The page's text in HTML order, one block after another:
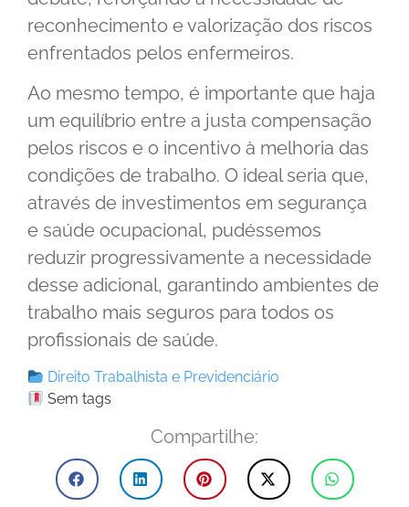
reconhecimento e valorização dos riscos
enfrentados pelos enfermeiros.
Ao mesmo tempo, é importante que haja
um equilíbrio entre a justa compensação
pelos riscos e o incentivo à melhoria das
condições de trabalho. O ideal seria que,
através de investimentos em segurança
e saúde ocupacional, pudéssemos
reduzir progressivamente a necessidade
desse adicional, garantindo ambientes de
trabalho mais seguros para todos os
profissionais de saúde.
Direito Trabalhista e Previdenciário
Sem tags
Compartilhe: